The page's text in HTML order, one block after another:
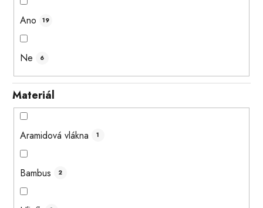
Ano 19
Ne 6
Materiál
Aramidová vlákna 1
Bambus 2